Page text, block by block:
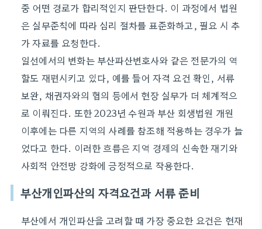
중 어떤 경로가 합리적인지 판단한다. 이 과정에서 법원
은 실무준칙에 따라 심리 절차를 표준화하고, 필요 시 추
가 자료를 요청한다.
일선에서의 변화는 부산파산변호사와 같은 전문가의 역
할도 재편시키고 있다, 예를 들어 자격 요건 확인, 서류
보완, 채권자와의 협의 등에서 현장 실무가 더 체계적으
로 이뤄진다. 또한 2023년 수원과 부산 회생법원 개원
이후에는 다른 지역의 사례를 참조해 적용하는 경우가 늘
었다고 한다. 이러한 흐름은 지역 경제의 신속한 재기와
사회적 안전망 강화에 긍정적으로 작용한다.
부산개인파산의 자격요건과 서류 준비
부산에서 개인파산을 고려할 때 가장 중요한 요건은 현재